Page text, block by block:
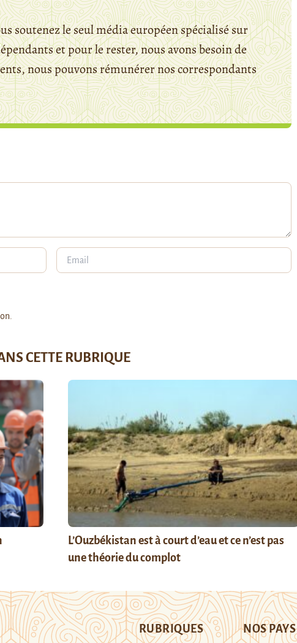
soutenez le seul média européen spécialisé sur
et pour le rester, nous avons besoin de
nous pouvons rémunérer nos correspondants
CETTE RUBRIQUE
L’Ouzbékistan est à court d’eau et ce n’est pas
une théorie du complot
RUBRIQUES NOS PAYS